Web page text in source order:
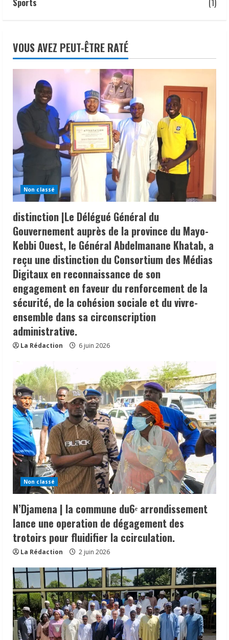
VOUS AVEZ PEUT-ÊTRE RATÉ
Non classé
distinction |Le Délégué Général du
Gouvernement auprès de la province du Mayo-
Kebbi Ouest, le Général Abdelmanane Khatab, a
reçu une distinction du Consortium des Médias
Digitaux en reconnaissance de son
engagement en faveur du renforcement de la
sécurité, de la cohésion sociale et du vivre-
ensemble dans sa circonscription
administrative.
La Rédaction 6 juin 2026
Non classé
N’Djamena | la commune du6ᵉ arrondissement
lance une operation de dégagement des
trotoirs pour fluidifier la ccirculation.
La Rédaction 2 juin 2026